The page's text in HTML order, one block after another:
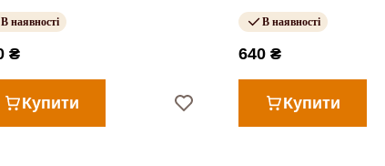
В наявності
₴
Купити
В наявності
640 ₴
Купити